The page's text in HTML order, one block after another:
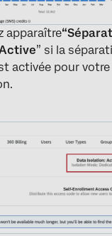
apparaître
” si la
activée pour votre